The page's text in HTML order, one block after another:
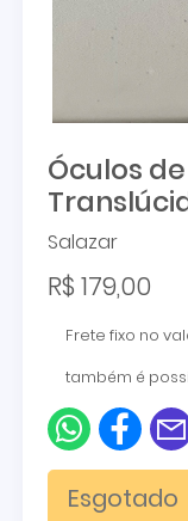
Óculos
Salazar
R$ 179,00
Frete fixo no
também é
Esgotado